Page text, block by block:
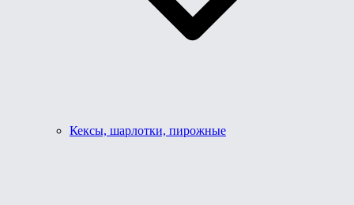
Кексы, шарлотки, пирожные